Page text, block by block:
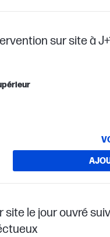
sur site à
le jour ouvré